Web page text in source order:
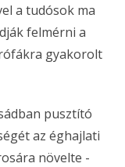
a tudósok ma
felmérni a
gyakorolt
pusztító
az éghajlati
növelte -